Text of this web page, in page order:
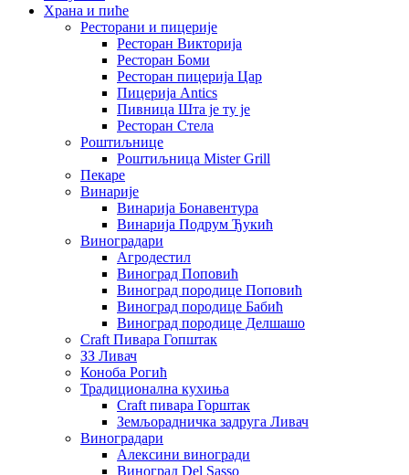
Храна и пиће
Ресторани и пицерије
Ресторан Викторија
Ресторан Боми
Ресторан пицерија Цар
Пицерија Аntics
Пивница Шта је ту је
Ресторан Стела
Роштиљнице
Роштиљница Mister Grill
Пекаре
Винарије
Винарија Бонавентура
Винарија Подрум Ђукић
Виноградари
Агродестил
Виноград Поповић
Виноград породице Поповић
Виноград породице Бабић
Виноград породице Делшашо
Craft Пивара Гопштак
ЗЗ Ливач
Коноба Рогић
Традиционална кухиња
Craft пивара Горштак
Земљорадничка задруга Ливач
Виноградари
Алексини виногради
Виноград Del Sasso